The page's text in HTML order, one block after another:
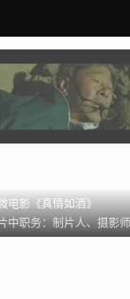
电影《真情如酒》
中职务：制片人、摄影